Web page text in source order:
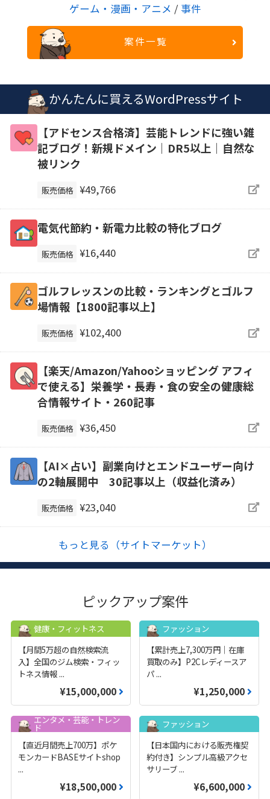
ゲーム・漫画・アニメ / 事件
案件一覧
かんたんに買えるWordPressサイト
【アドセンス合格済】芸能トレンドに強い雑
記ブログ！新規ドメイン｜DR5以上｜自然な
被リンク
販売価格 ¥49,766
電気代節約・新電力比較の特化ブログ
販売価格 ¥16,440
ゴルフレッスンの比較・ランキングとゴルフ
場情報【1800記事以上】
販売価格 ¥102,400
【楽天/Amazon/Yahooショッピング アフィ
で使える】栄養学・長寿・食の安全の健康総
合情報サイト・260記事
販売価格 ¥36,450
【AI×占い】副業向けとエンドユーザー向け
の2軸展開中 30記事以上（収益化済み）
販売価格 ¥23,040
もっと見る（サイトマーケット）
ピックアップ案件
健康・フィットネス
【月間5万超の自然検索流
入】全国のジム検索・フィッ
トネス情報 ...
¥15,000,000
ファッション
【累計売上7,300万円｜在庫
買取のみ】P2Cレディースア
パ ...
¥1,250,000
エンタメ・芸能・トレン
ド
【直近月間売上700万】ポケ
モンカードBASEサイトshop
...
¥18,500,000
ファッション
【日本国内における販売権契
約付き】シンプル高級アクセ
サリーブ ...
¥6,600,000